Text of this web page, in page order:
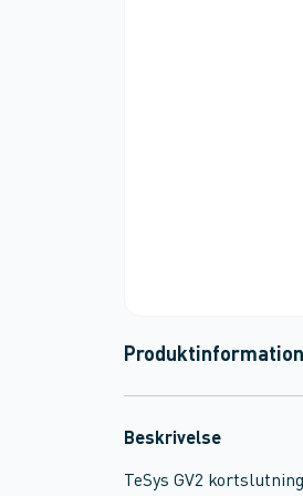
Produktinformation
Beskrivelse
TeSys GV2